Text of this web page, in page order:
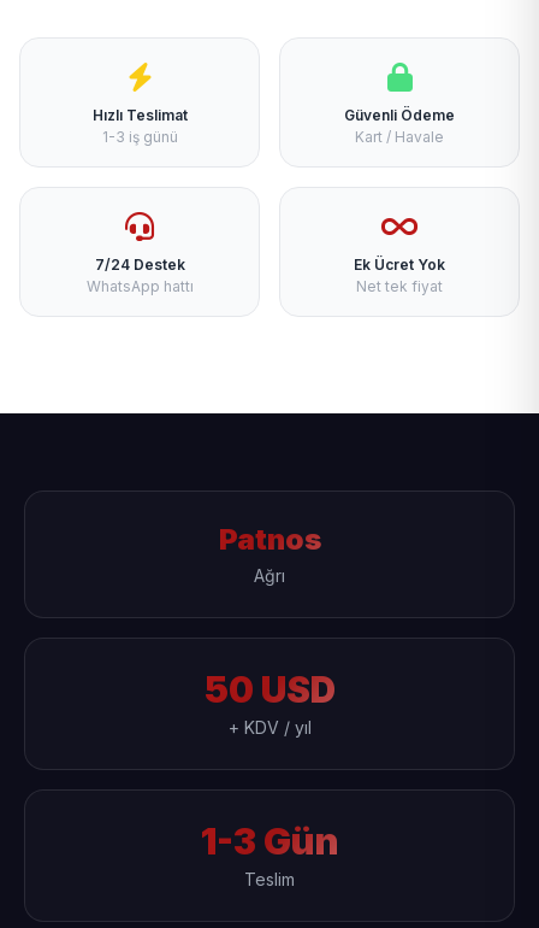
Hızlı Teslimat
1-3 iş günü
Güvenli Ödeme
Kart / Havale
7/24 Destek
WhatsApp hattı
Ek Ücret Yok
Net tek fiyat
Patnos
Ağrı
50 USD
+ KDV / yıl
1-3 Gün
Teslim